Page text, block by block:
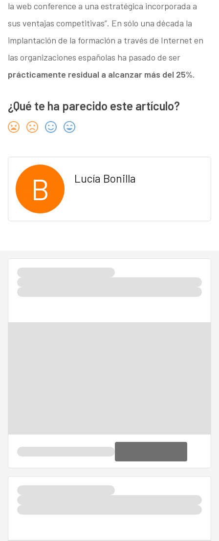
la web conference a una estratégica incorporada a
sus ventajas competitivas”. En sólo una década la
implantación de la formación a través de Internet en
las organizaciones españolas ha pasado de ser
prácticamente residual a alcanzar más del 25%.
¿Qué te ha parecido este artículo?
B Lucía Bonilla